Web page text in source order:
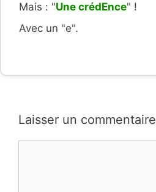
Mais : "Une crédEnce" !
Avec un "e".
Laisser un commentaire